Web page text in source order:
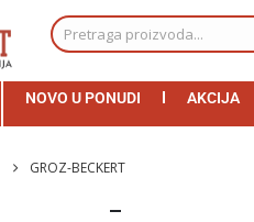
NOVO U PONUDI AKCIJA
GROZ-BECKERT